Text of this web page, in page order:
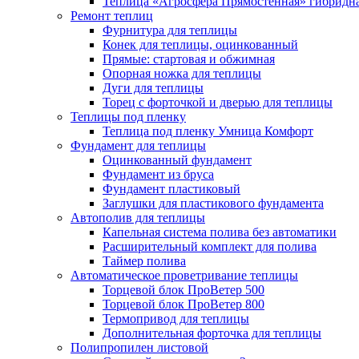
Ремонт теплиц
Фурнитура для теплицы
Конек для теплицы, оцинкованный
Прямые: стартовая и обжимная
Опорная ножка для теплицы
Дуги для теплицы
Торец с форточкой и дверью для теплицы
Теплицы под пленку
Теплица под пленку Умница Комфорт
Фундамент для теплицы
Оцинкованный фундамент
Фундамент из бруса
Фундамент пластиковый
Заглушки для пластикового фундамента
Автополив для теплицы
Капельная система полива без автоматики
Расширительный комплект для полива
Таймер полива
Автоматическое проветривание теплицы
Торцевой блок ПроВетер 500
Торцевой блок ПроВетер 800
Термопривод для теплицы
Дополнительная форточка для теплицы
Полипропилен листовой